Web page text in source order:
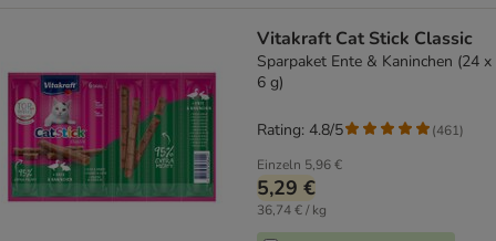
Vitakraft Cat Stick Classic
Sparpaket Ente & Kaninchen (24 x
6 g)
Einzeln 5,96 €
5,29 €
36,74 € / kg
Rating: 4.8/5 (461)